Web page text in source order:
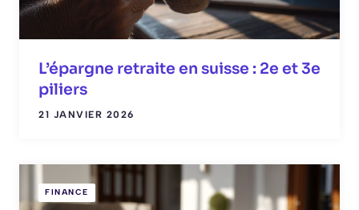
L’épargne retraite en suisse : 2e et 3e
piliers
21 JANVIER 2026
FINANCE